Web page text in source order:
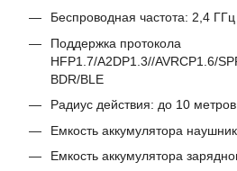
Беспроводная частота: 2,4 ГГц
Поддержка протокола
HFP1.7/A2DP1.3//AVRCP1.6/
BDR/BLE
Радиус действия: до 10 метров
Емкость аккумулятора
Емкость аккумулятора